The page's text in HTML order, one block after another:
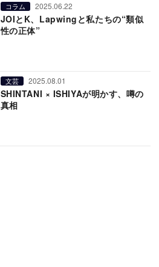
コラム 2025.06.22
JOIとK、Lapwingと私たちの“類似
性の正体”
文芸 2025.08.01
SHINTANI × ISHIYAが明かす、噂の
真相